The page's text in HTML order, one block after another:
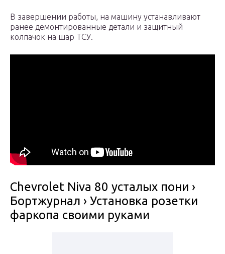
В завершении работы, на машину устанавливают
ранее демонтированные детали и защитный
колпачок на шар ТСУ.
Chevrolet Niva 80 усталых пони ›
Бортжурнал › Установка розетки
фаркопа своими руками